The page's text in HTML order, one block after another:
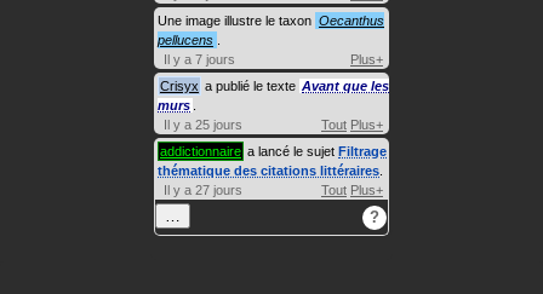
Une image illustre le taxon Oecanthus
pellucens
Il y a 7 jours
Plus+
Crisyx a publié le texte Avant que les
murs
Il y a 25 jours
Tout Plus+
addictionnaire a lancé le sujet Filtrage
thématique des citations littéraires
Il y a 27 jours
Tout Plus+
… ?